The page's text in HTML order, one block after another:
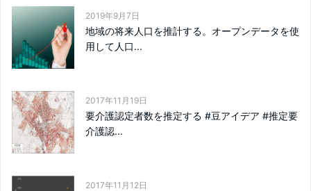
2019年9月7日
地域の将来人口を推計する。オープンデータを使
用して人口...
2017年11月19日
要介護認定者数を推定する #豆アイデア #推定要
介護認...
2017年11月12日